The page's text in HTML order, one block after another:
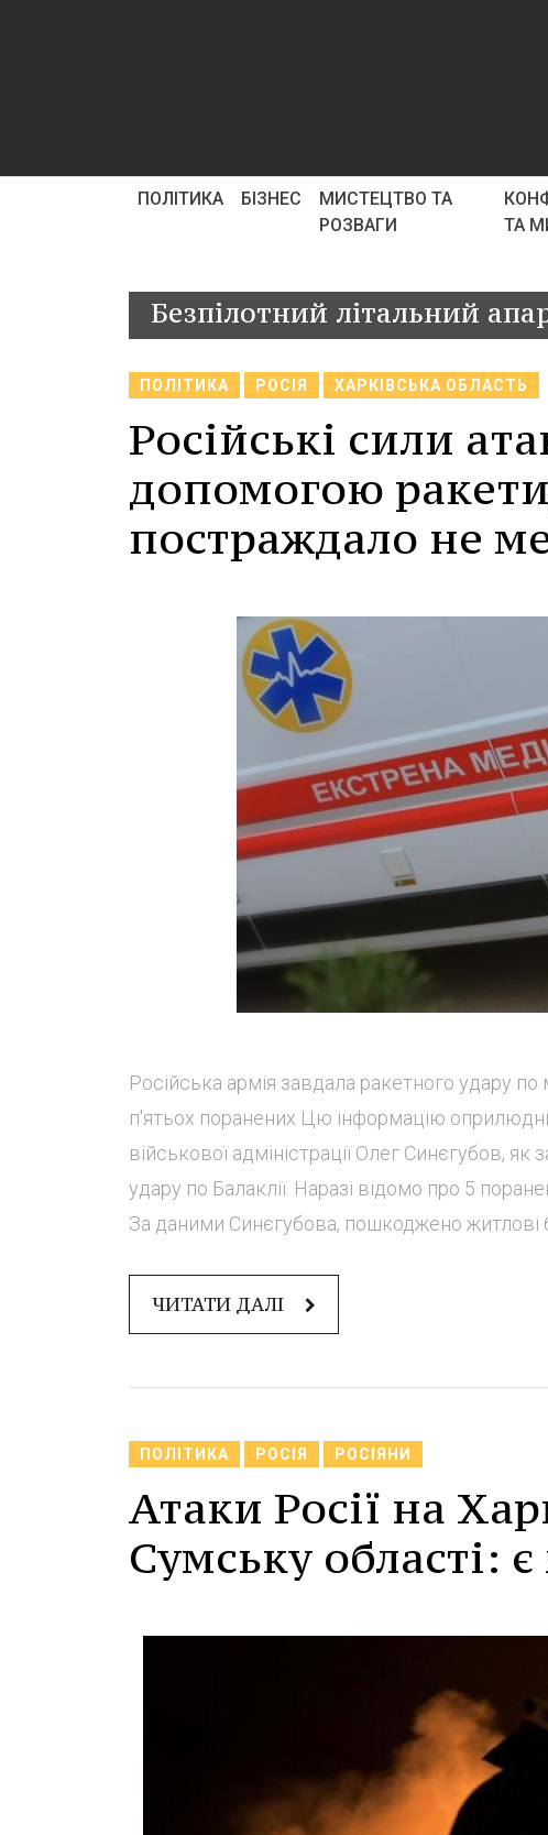
ПОЛІТИКА БІЗНЕС
МИСТЕЦТВО ТА
РОЗВАГИ
ТА
Безпілотний літальний
ПОЛІТИКА РОСІЯ ХАРКІВСЬКА ОБЛАСТЬ
Російські сили
допомогою
постраждало не
Російська армія завдала ракетного удару по
п'ятьох поранених Цю інформацію
військової адміністрації Олег Синєгубов,
удару по Балаклії. Наразі відомо про 5
За даними Синєгубова, пошкоджено житлові
ЧИТАТИ ДАЛІ
ПОЛІТИКА РОСІЯ РОСІЯНИ
Атаки Росії на
Сумську області: